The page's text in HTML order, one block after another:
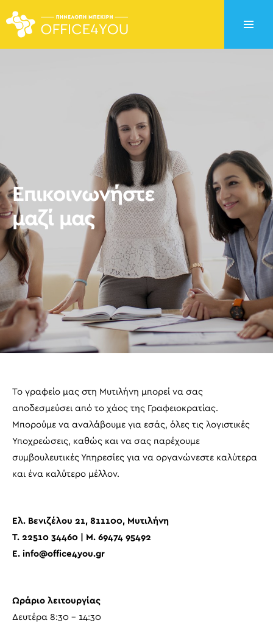
Επικοινωνήστε
μαζί μας
Το γραφείο μας στη Μυτιλήνη μπορεί να σας
αποδεσμεύσει από το χάος της Γραφειοκρατίας.
Μπορούμε να αναλάβουμε για εσάς, όλες τις λογιστικές
Υποχρεώσεις, καθώς και να σας παρέχουμε
συμβουλευτικές Υπηρεσίες για να οργανώνεστε καλύτερα
και ένα καλύτερο μέλλον.
Ελ. Βενιζέλου 21, 811100, Μυτιλήνη
T. 22510 34460 | M. 69474 95492
E. info@office4you.gr
Ωράριο λειτουργίας
Δευτέρα 8:30 – 14:30